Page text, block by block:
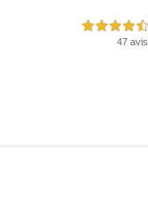
4,5 étoiles sur 5
47 avis